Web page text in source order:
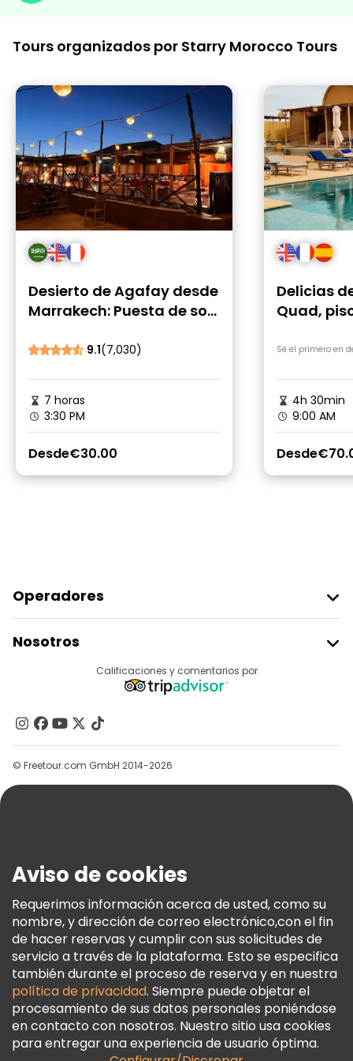
Tours organizados por Starry Morocco Tours
Desierto de Agafay desde
Marrakech: Puesta de sol
9.1(7,030)
7 horas
3:30 PM
Desde€30.00
Delicias
Quad,
Sé el primero en
4h 30min
9:00 AM
Desde
Operadores
Acceder Como Proveedor
Programa De Afiliados
Nosotros
Contacto
Grupos
Ayuda
Términos E Información Legal
Política De Cookies
Freetour Premios
Programa De Fidelidad
Calificaciones y comentarios por
© Freetour.com GmbH 2014-2026
Aviso de cookies
Requerimos información acerca de usted, como su
nombre, y dirección de correo electrónico,con el fin
de hacer reservas y cumplir con sus solicitudes de
servicio a través de la plataforma. Esto se especifica
también durante el proceso de reserva y en nuestra
política de privacidad. Siempre puede objetar el
procesamiento de sus datos personales poniéndose
en contacto con nosotros. Nuestro sitio usa cookies
para entregar una experiencia de usuario óptima.